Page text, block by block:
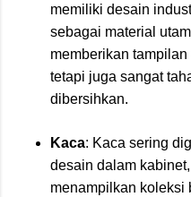
memiliki desain
sebagai material
memberikan
tetapi juga sangat
dibersihkan.
Kaca: Kaca sering
desain dalam
menampilkan koleksi